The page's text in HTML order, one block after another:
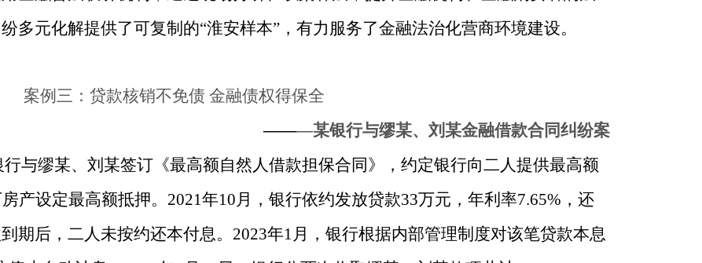
多元化解提供了可复制的“淮安样本”，有力服务了金融法治化营商环境建设。
案例三：贷款核销不免债 金融债权得保全
———某银行与缪某、刘某金融借款合同纠纷案
行与缪某、刘某签订《最高额自然人借款担保合同》，约定银行向二人提供最高额
产设定最高额抵押。2021年10月，银行依约发放贷款33万元，年利率7.65%，还
期后，二人未按约还本付息。2023年1月，银行根据内部管理制度对该笔贷款本息